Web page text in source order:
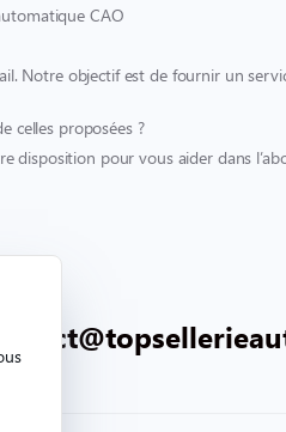
CAO
Notre objectif est de fournir un
celles proposées ?
disposition pour vous aider dans